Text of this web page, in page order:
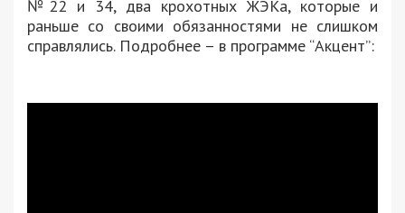
№22 и 34, два крохотных ЖЭКа, которые и
раньше со своими обязанностями не слишком
справлялись. Подробнее – в программе “Акцент”: